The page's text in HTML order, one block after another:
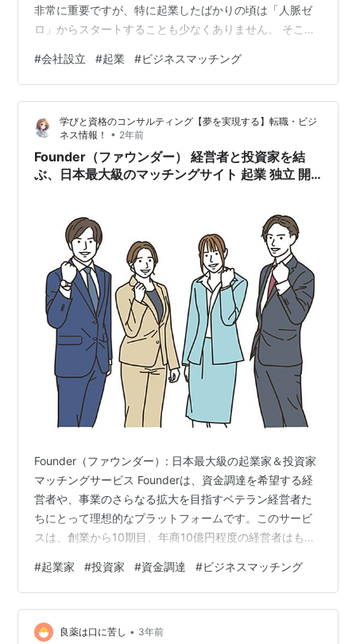
非常に重要ですが、特に起業したばかりの頃は「人脈ゼ
ロ」からスタートすることも少なくありません。 そこで
活用術｜人脈ゼロからのビジネスチャンス創出」という
テーマで、起業家の皆さんが効果的に人脈を築き、ビジ
ネスチャンスを広げるための方法を解説します。 「会社
を設立したはいいけど、どうやって取引先を見つければ
いいんだろう？」 「人脈なんて全然ないけど、このまま
で本当にビジネスが広がるのかな…」 起業家…
#会社設立 #起業 #ビジネスマッチング
学びと資格のコンサルティング【夢を実現する】転職・ビジ
ネス情報！
• 2年前
Founder（ファウンダー） 経営者と投資家を結
ぶ、日本最大級のマッチングサイト 起業 独立 開
Founder（ファウンダー）: 日本最大級の起業家＆投資家
マッチングサービス Founderは、資金調達を希望する経
営者や、事業のさらなる拡大を目指すベテラン経営者た
ちにとって理想的なプラットフォームです。このサービ
スは、創業から10期目、年商10億円程度の経営者はもち
れています。 起業家と投資家の成功事例 起業家Sさん
は、新規立ち上げの不動産仲介ポータルサイト構築事業
で1,000万円の資金を調達しました。 経営者Mさんは、コ
スメブランド拡大資金として500万円を調達し、海外展
#起業家 #投資家 #資金調達 #ビジネスマッチング
良薬は口に苦し • 3年前